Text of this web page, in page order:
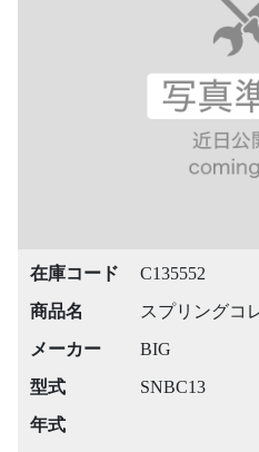
在庫コード
C135552
商品名
スプリングコ
メーカー
BIG
型式
SNBC13
年式